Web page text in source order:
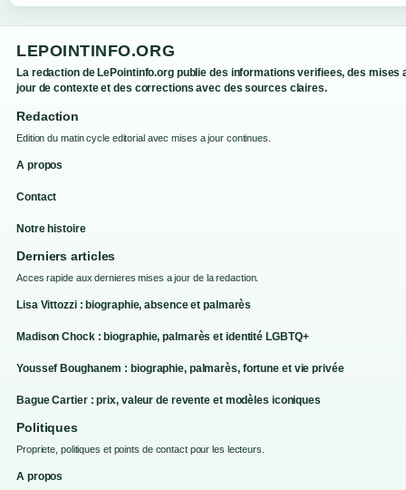
LEPOINTINFO.ORG
La redaction de LePointinfo.org publie des informations verifiees, des mises
jour de contexte et des corrections avec des sources claires.
Redaction
Edition du matin cycle editorial avec mises a jour continues.
A propos
Contact
Notre histoire
Derniers articles
Acces rapide aux dernieres mises a jour de la redaction.
Lisa Vittozzi : biographie, absence et palmarès
Madison Chock : biographie, palmarès et identité LGBTQ+
Youssef Boughanem : biographie, palmarès, fortune et vie privée
Bague Cartier : prix, valeur de revente et modèles iconiques
Politiques
Propriete, politiques et points de contact pour les lecteurs.
A propos